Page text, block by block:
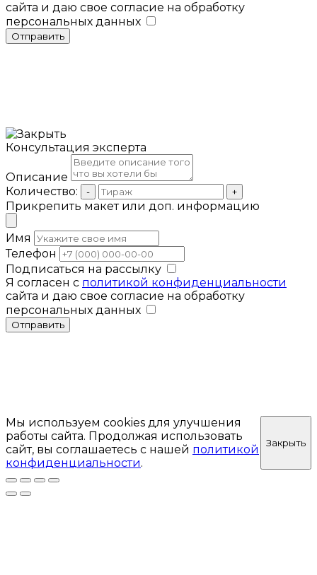
сайта и даю свое согласие на обработку
персональных данных
Отправить
Консультация эксперта
Описание
Количество:
- +
Прикрепить макет или доп. информацию
Имя
Телефон
Подписаться на рассылку
Я согласен с политикой конфиденциальности
сайта и даю свое согласие на обработку
персональных данных
Отправить
Мы используем cookies для улучшения
работы сайта. Продолжая использовать
сайт, вы соглашаетесь с нашей политикой
конфиденциальности.
Закрыть